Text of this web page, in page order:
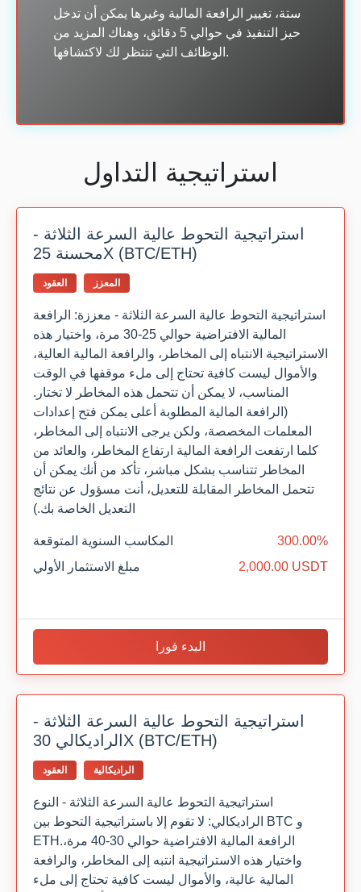
ستة، تغيير الرافعة المالية وغيرها يمكن أن تدخل
حيز التنفيذ في حوالي 5 دقائق، وهناك المزيد من
الوظائف التي تنتظر لك لاكتشافها.
استراتيجية التداول
استراتيجية التحوط عالية السرعة الثلاثة -
محسنة 25X (BTC/ETH)
العقود المعزز
استراتيجية التحوط عالية السرعة الثلاثة - معززة: الرافعة
المالية الافتراضية حوالي 25-30 مرة، واختيار هذه
الاستراتيجية الانتباه إلى المخاطر، والرافعة المالية العالية،
والأموال ليست كافية تحتاج إلى ملء موقفها في الوقت
المناسب، لا يمكن أن تتحمل هذه المخاطر لا تختار.
(الرافعة المالية المطلوبة أعلى يمكن فتح إعدادات
المعلمات المخصصة، ولكن يرجى الانتباه إلى المخاطر،
كلما ارتفعت الرافعة المالية ارتفاع المخاطر، والعائد من
المخاطر تتناسب بشكل مباشر، تأكد من أنك يمكن أن
تتحمل المخاطر المقابلة للتعديل، أنت مسؤول عن نتائج
التعديل الخاصة بك.)
المكاسب السنوية المتوقعة
300.00%
مبلغ الاستثمار الأولي
2,000.00 USDT
البدء فورا
استراتيجية التحوط عالية السرعة الثلاثة -
الراديكالي 30X (BTC/ETH)
العقود الراديكالية
استراتيجية التحوط عالية السرعة الثلاثة - النوع
الراديكالي: لا تقوم إلا باستراتيجية التحوط بين BTC و
ETH.الرافعة المالية الافتراضية حوالي 30-40 مرة،
واختيار هذه الاستراتيجية انتبه إلى المخاطر، والرافعة
المالية عالية، والأموال ليست كافية تحتاج إلى ملء